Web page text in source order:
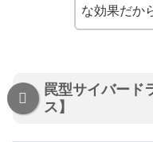
な効果だか
罠型サイバード
ス】